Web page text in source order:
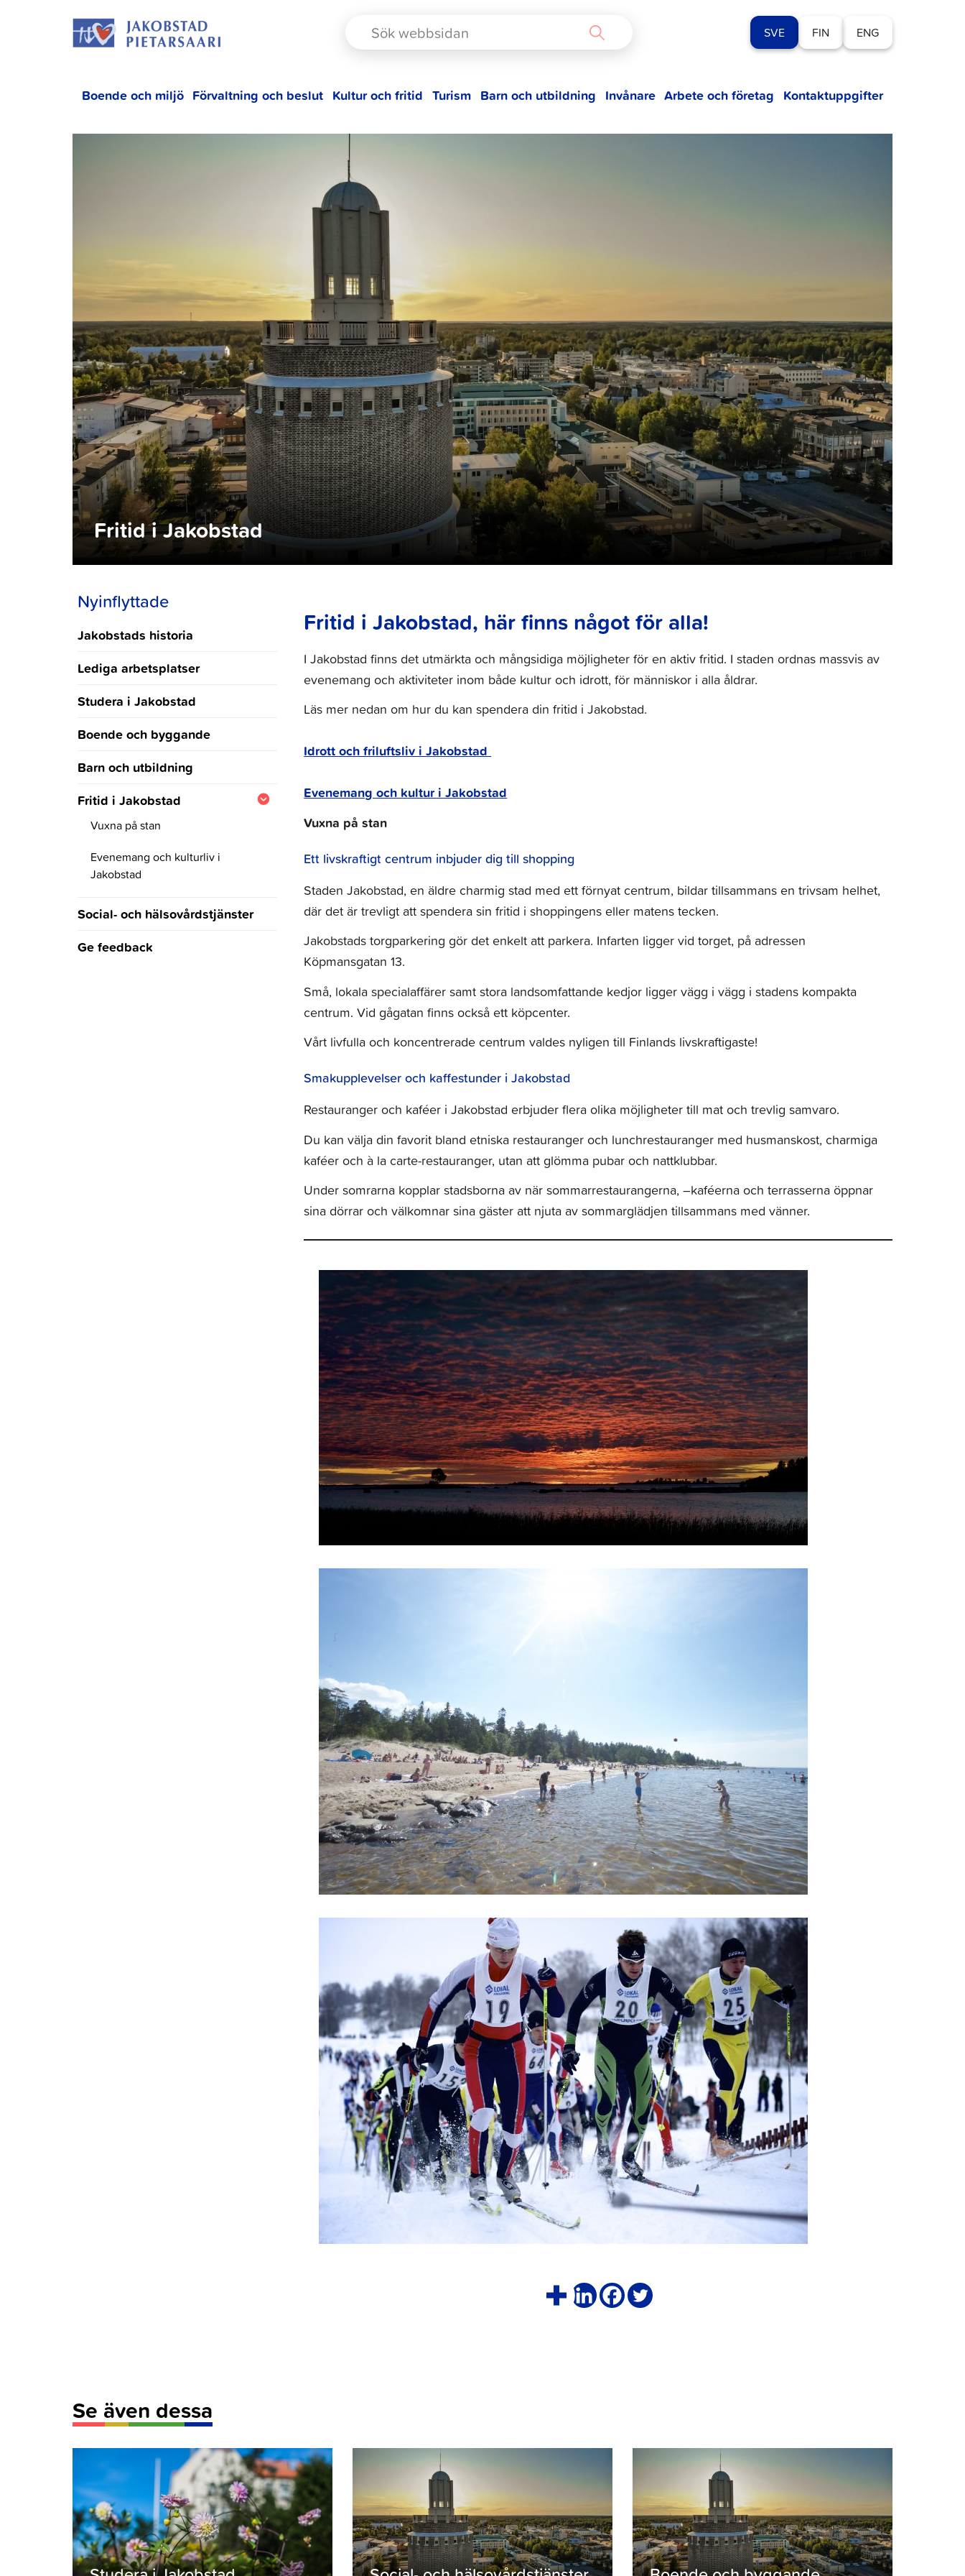
SVE FIN ENG
Boende och miljö Förvaltning och beslut Kultur och fritid Turism Barn och utbildning Invånare Arbete och företag Kontaktuppgifter
Fritid i Jakobstad
Nyinflyttade
Jakobstads historia
Lediga arbetsplatser
Studera i Jakobstad
Boende och byggande
Barn och utbildning
Fritid i Jakobstad
Vuxna på stan
Evenemang och kulturliv i
Jakobstad
Social- och hälsovårdstjänster
Ge feedback
Fritid i Jakobstad, här finns något för alla!
I Jakobstad finns det utmärkta och mångsidiga möjligheter för en aktiv fritid. I staden ordnas massvis av
evenemang och aktiviteter inom både kultur och idrott, för människor i alla åldrar.
Läs mer nedan om hur du kan spendera din fritid i Jakobstad.
Idrott och friluftsliv i Jakobstad
Evenemang och kultur i Jakobstad
Vuxna på stan
Ett livskraftigt centrum inbjuder dig till shopping
Staden Jakobstad, en äldre charmig stad med ett förnyat centrum, bildar tillsammans en trivsam helhet,
där det är trevligt att spendera sin fritid i shoppingens eller matens tecken.
Jakobstads torgparkering gör det enkelt att parkera. Infarten ligger vid torget, på adressen
Köpmansgatan 13.
Små, lokala specialaffärer samt stora landsomfattande kedjor ligger vägg i vägg i stadens kompakta
centrum. Vid gågatan finns också ett köpcenter.
Vårt livfulla och koncentrerade centrum valdes nyligen till Finlands livskraftigaste!
Smakupplevelser och kaffestunder i Jakobstad
Restauranger och kaféer i Jakobstad erbjuder flera olika möjligheter till mat och trevlig samvaro.
Du kan välja din favorit bland etniska restauranger och lunchrestauranger med husmanskost, charmiga
kaféer och à la carte-restauranger, utan att glömma pubar och nattklubbar.
Under somrarna kopplar stadsborna av när sommarrestaurangerna, –kaféerna och terrasserna öppnar
sina dörrar och välkomnar sina gäster att njuta av sommarglädjen tillsammans med vänner.
Se även dessa